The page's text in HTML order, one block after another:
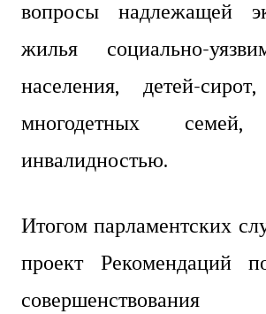
вопросы надлежащей
жилья социально-
населения, детей-
многодетных
инвалидностью.
Итогом парламентских
проект Рекомендаций